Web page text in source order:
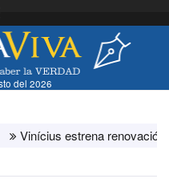
navigation
del 2026
estrena renovación con